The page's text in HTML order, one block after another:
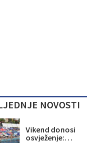
NOVOSTI
Vikend donosi
osvježenje: